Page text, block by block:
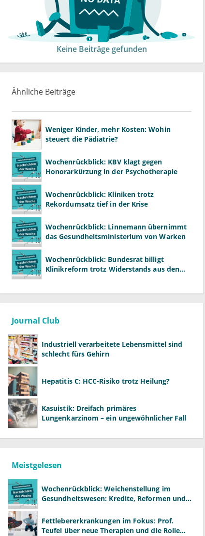
Keine Beiträge gefunden
Ähnliche Beiträge
Weniger Kinder, mehr Kosten: Wohin
steuert die Pädiatrie?
Wochenrückblick: KBV klagt gegen
Honorarkürzung in der Psychotherapie
Wochenrückblick: Kliniken trotz
Rekordumsatz tief in der Krise
Wochenrückblick: Linnemann übernimmt
das Gesundheitsministerium von Warken
Wochenrückblick: Bundesrat billigt
Klinikreform trotz Widerstands aus den
Journal Club
Industriell verarbeitete Lebensmittel sind
schlecht fürs Gehirn
Hepatitis C: HCC-Risiko trotz Heilung?
Kasuistik: Dreifach primäres
Lungenkarzinom – ein ungewöhnlicher Fall
Meistgelesen
Wochenrückblick: Weichenstellung im
Gesundheitswesen: Kredite, Reformen und
Fettlebererkrankungen im Fokus: Prof.
Teufel über neue Therapien und die Rolle